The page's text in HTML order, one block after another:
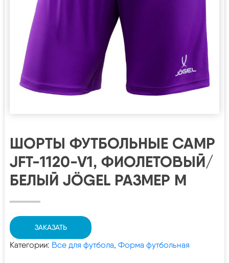
ШОРТЫ ФУТБОЛЬНЫЕ CAMP
JFT-1120-V1, ФИОЛЕТОВЫЙ/
БЕЛЫЙ JÖGEL РАЗМЕР M
ЗАКАЗАТЬ
Категории: Все для футбола, Форма футбольная